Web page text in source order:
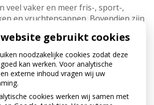
veel vaker en meer fris-, sport-,
en vruchtensappen. Bovendien zijn
ingrijpend veranderd. Daarom
meer kans op tanderosie.
EROSIE BIJ
een natuurlijk fenomeen, je gebit
website gebruikt cookies
noodzakelijke cookies zodat deze
kan werken. Voor analytische
externe inhoud vragen wij uw
cookies werken wij samen met